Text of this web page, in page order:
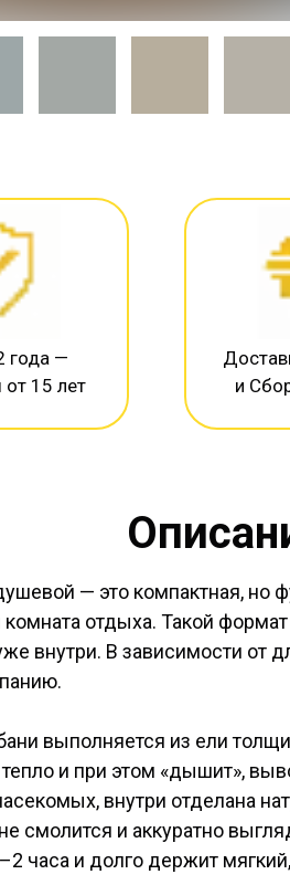
года —
15 лет
и
— это компактная, но
отдыха. Такой
внутри. В зависимости
выполняется из ели
и при этом «дышит»,
внутри отделана
смолится и аккуратно
часа и долго держит